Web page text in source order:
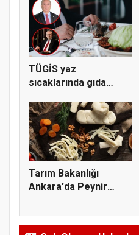
TÜGİS yaz
sıcaklarında gıda
Tarım Bakanlığı
Ankara'da Peynir